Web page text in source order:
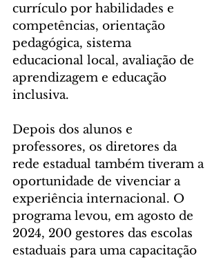
currículo por habilidades e
competências, orientação
pedagógica, sistema
educacional local, avaliação de
aprendizagem e educação
inclusiva.
Depois dos alunos e
professores, os diretores da
rede estadual também tiveram a
oportunidade de vivenciar a
experiência internacional. O
programa levou, em agosto de
2024, 200 gestores das escolas
estaduais para uma capacitação